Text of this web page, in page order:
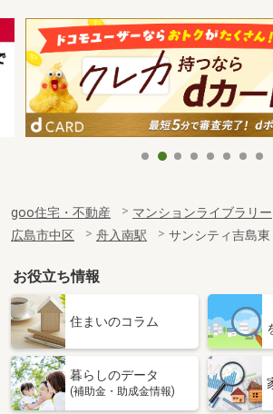
goo住宅・不動産 マンションライブラリー
広島市中区
舟入南駅 サンシティ吉島
お役立ち情報
住まいのコラム
暮らしのデータ
(補助金・助成金情報)